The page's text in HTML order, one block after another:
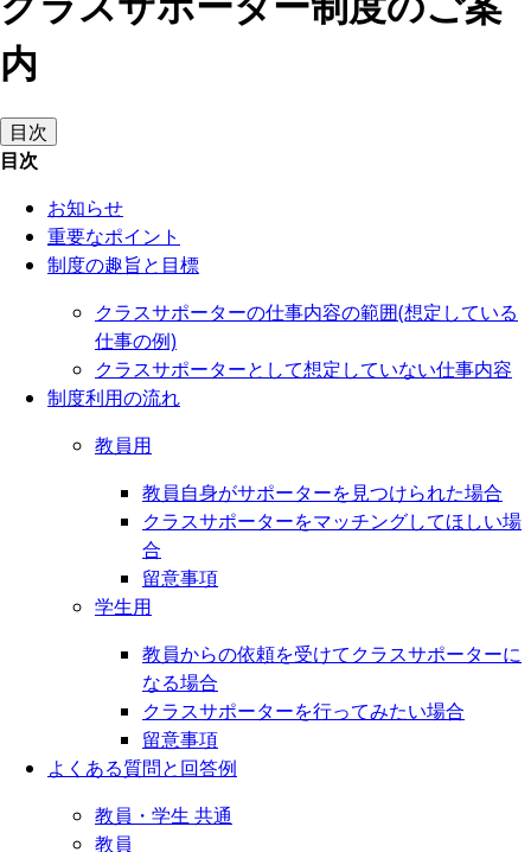
内
目次
目次
お知らせ
重要なポイント
制度の趣旨と目標
クラスサポーターの仕事内容の範囲(想定している
仕事の例)
クラスサポーターとして想定していない仕事内容
制度利用の流れ
教員用
教員自身がサポーターを見つけられた場合
クラスサポーターをマッチングしてほしい場
合
留意事項
学生用
教員からの依頼を受けてクラスサポーターに
なる場合
クラスサポーターを行ってみたい場合
留意事項
よくある質問と回答例
教員・学生 共通
教員